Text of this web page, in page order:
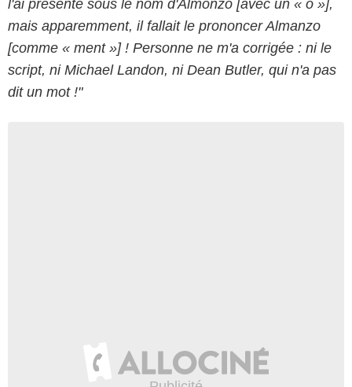
l'ai présenté sous le nom d'Almonzo [avec un « o »],
mais apparemment, il fallait le prononcer Almanzo
[comme « ment »] ! Personne ne m'a corrigée : ni le
script, ni Michael Landon, ni Dean Butler, qui n'a pas
dit un mot !"